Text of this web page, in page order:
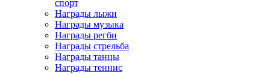
спорт
Награды лыжи
Награды музыка
Награды регби
Награды стрельба
Награды танцы
Награды теннис